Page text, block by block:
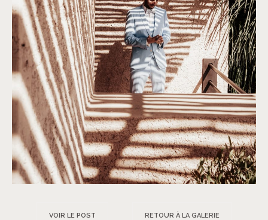
VOIR LE POST RETOUR À LA GALERIE